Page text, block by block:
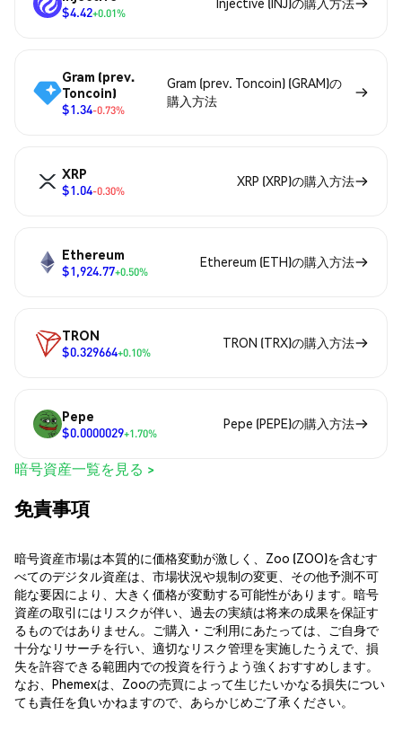
$4.42+0.01%
Gram (prev.
Toncoin)
$1.34-0.73%
Gram (prev. Toncoin) (GRAM)の
購入方法
XRP
$1.04-0.30%
XRP (XRP)の購入方法
Ethereum
$1,924.77+0.50%
Ethereum (ETH)の購入方法
TRON
$0.329664+0.10%
TRON (TRX)の購入方法
Pepe
$0.0000029+1.70%
Pepe (PEPE)の購入方法
暗号資産一覧を見る >
免責事項
暗号資産市場は本質的に価格変動が激しく、Zoo (ZOO)を含むす
べてのデジタル資産は、市場状況や規制の変更、その他予測不可
能な要因により、大きく価格が変動する可能性があります。暗号
資産の取引にはリスクが伴い、過去の実績は将来の成果を保証す
るものではありません。ご購入・ご利用にあたっては、ご自身で
十分なリサーチを行い、適切なリスク管理を実施したうえで、損
失を許容できる範囲内での投資を行うよう強くおすすめします。
なお、Phemexは、Zooの売買によって生じたいかなる損失につい
ても責任を負いかねますので、あらかじめご了承ください。